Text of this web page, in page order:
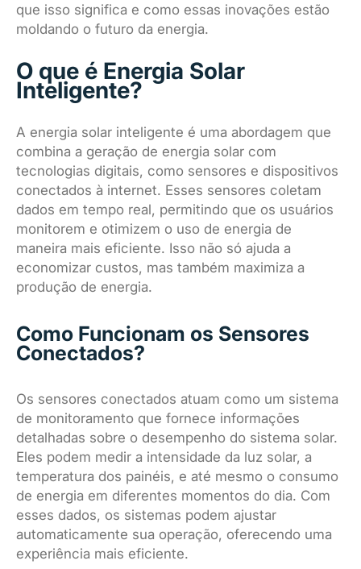
que isso significa e como essas inovações estão
moldando o futuro da energia.
O que é Energia Solar
Inteligente?
A energia solar inteligente é uma abordagem que
combina a geração de energia solar com
tecnologias digitais, como sensores e dispositivos
conectados à internet. Esses sensores coletam
dados em tempo real, permitindo que os usuários
monitorem e otimizem o uso de energia de
maneira mais eficiente. Isso não só ajuda a
economizar custos, mas também maximiza a
produção de energia.
Como Funcionam os Sensores
Conectados?
Os sensores conectados atuam como um sistema
de monitoramento que fornece informações
detalhadas sobre o desempenho do sistema solar.
Eles podem medir a intensidade da luz solar, a
temperatura dos painéis, e até mesmo o consumo
de energia em diferentes momentos do dia. Com
esses dados, os sistemas podem ajustar
automaticamente sua operação, oferecendo uma
experiência mais eficiente.